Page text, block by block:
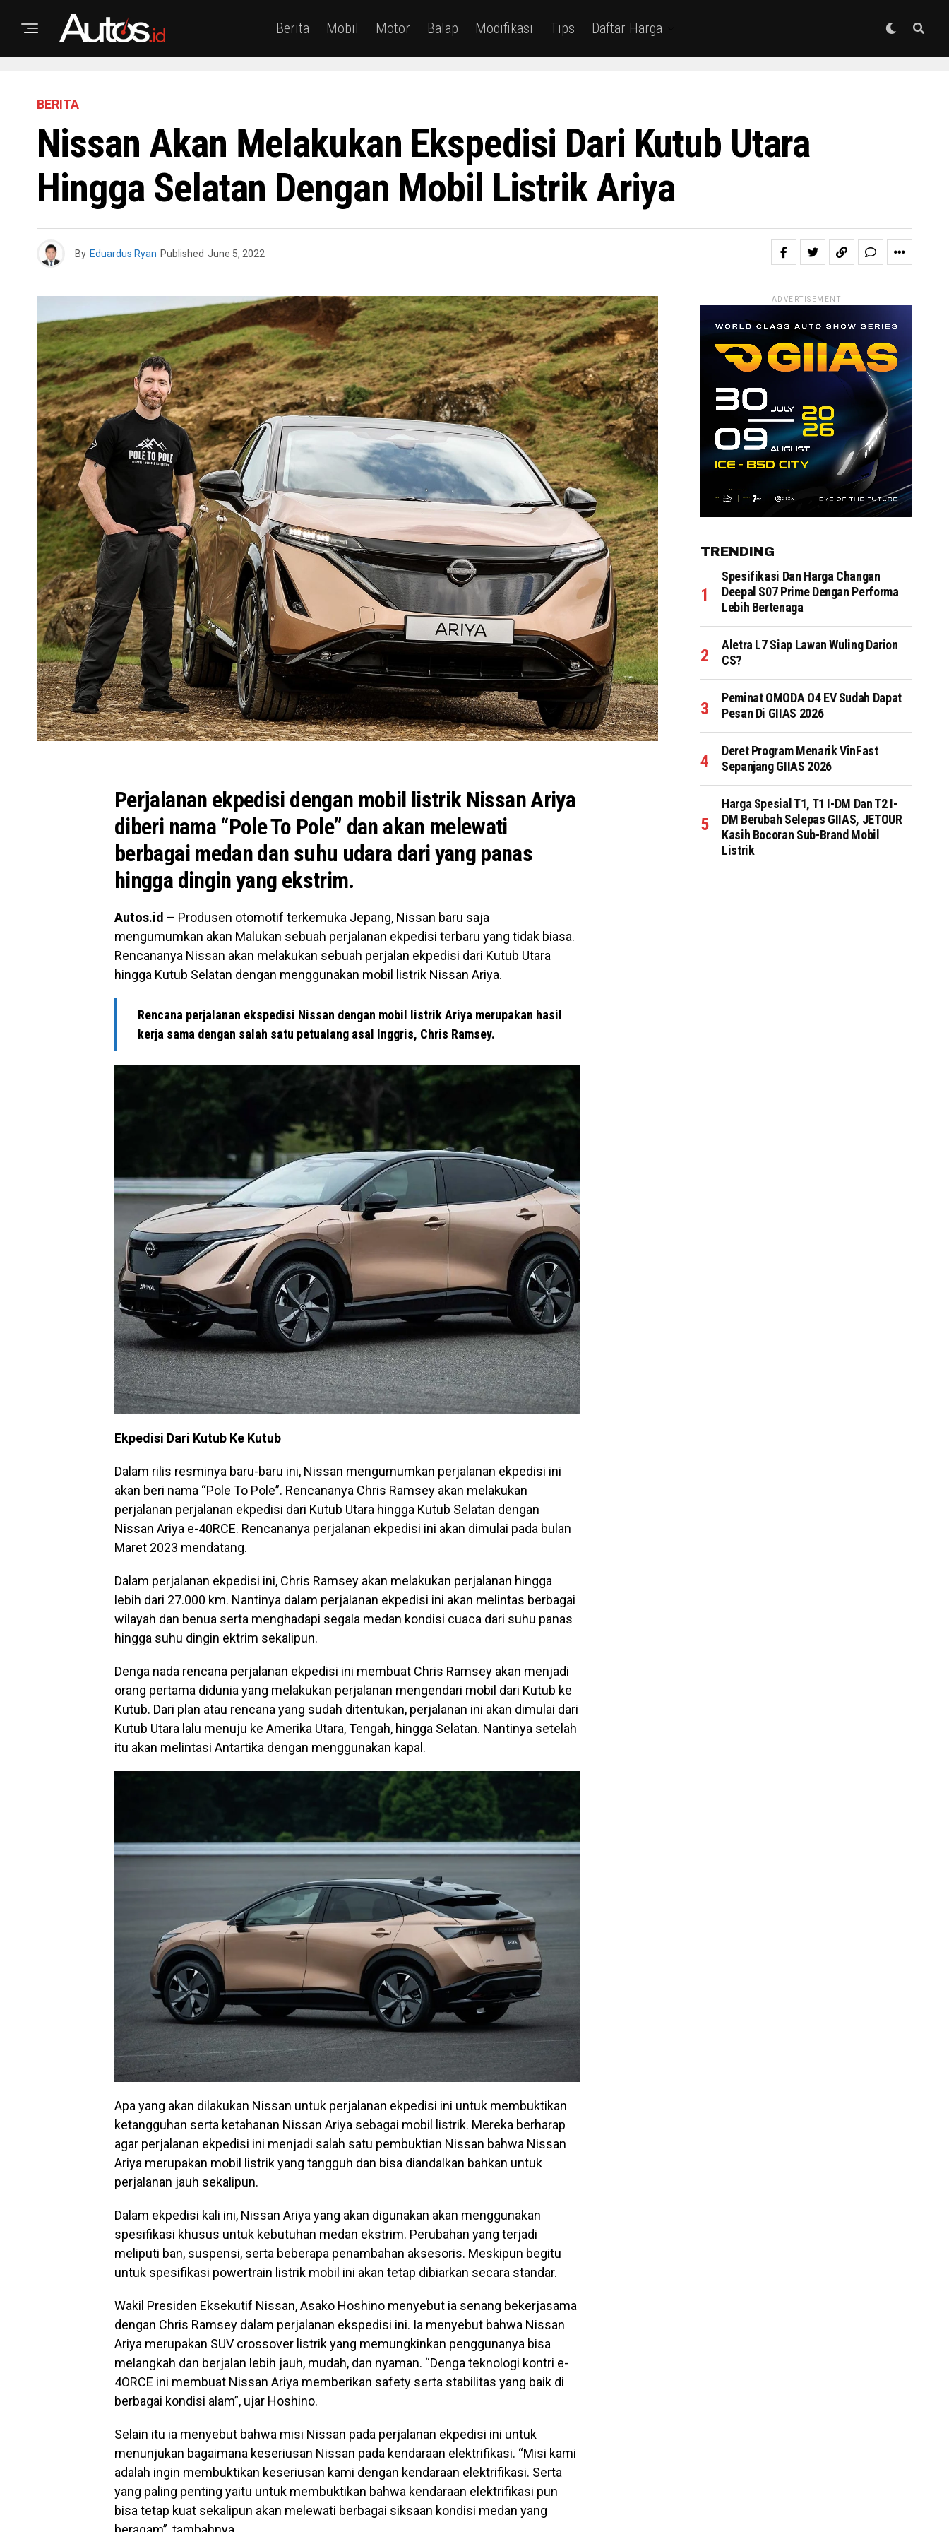
Berita Mobil Motor Balap Modifikasi Tips Daftar Harga
BERITA
Nissan Akan Melakukan Ekspedisi Dari Kutub Utara
Hingga Selatan Dengan Mobil Listrik Ariya
By Eduardus Ryan Published June 5, 2022
Perjalanan ekpedisi dengan mobil listrik Nissan Ariya
diberi nama “Pole To Pole” dan akan melewati
berbagai medan dan suhu udara dari yang panas
hingga dingin yang ekstrim.
Autos.id – Produsen otomotif terkemuka Jepang, Nissan baru saja
mengumumkan akan Malukan sebuah perjalanan ekpedisi terbaru yang tidak biasa.
Rencananya Nissan akan melakukan sebuah perjalan ekpedisi dari Kutub Utara
hingga Kutub Selatan dengan menggunakan mobil listrik Nissan Ariya.
Rencana perjalanan ekspedisi Nissan dengan mobil listrik Ariya merupakan hasil
kerja sama dengan salah satu petualang asal Inggris, Chris Ramsey.
Ekpedisi Dari Kutub Ke Kutub
Dalam rilis resminya baru-baru ini, Nissan mengumumkan perjalanan ekpedisi ini
akan beri nama “Pole To Pole”. Rencananya Chris Ramsey akan melakukan
perjalanan perjalanan ekpedisi dari Kutub Utara hingga Kutub Selatan dengan
Nissan Ariya e-40RCE. Rencananya perjalanan ekpedisi ini akan dimulai pada bulan
Maret 2023 mendatang.
Dalam perjalanan ekpedisi ini, Chris Ramsey akan melakukan perjalanan hingga
lebih dari 27.000 km. Nantinya dalam perjalanan ekpedisi ini akan melintas berbagai
wilayah dan benua serta menghadapi segala medan kondisi cuaca dari suhu panas
hingga suhu dingin ektrim sekalipun.
Denga nada rencana perjalanan ekpedisi ini membuat Chris Ramsey akan menjadi
orang pertama didunia yang melakukan perjalanan mengendari mobil dari Kutub ke
Kutub. Dari plan atau rencana yang sudah ditentukan, perjalanan ini akan dimulai dari
Kutub Utara lalu menuju ke Amerika Utara, Tengah, hingga Selatan. Nantinya setelah
itu akan melintasi Antartika dengan menggunakan kapal.
Apa yang akan dilakukan Nissan untuk perjalanan ekpedisi ini untuk membuktikan
ketangguhan serta ketahanan Nissan Ariya sebagai mobil listrik. Mereka berharap
agar perjalanan ekpedisi ini menjadi salah satu pembuktian Nissan bahwa Nissan
Ariya merupakan mobil listrik yang tangguh dan bisa diandalkan bahkan untuk
perjalanan jauh sekalipun.
Dalam ekpedisi kali ini, Nissan Ariya yang akan digunakan akan menggunakan
spesifikasi khusus untuk kebutuhan medan ekstrim. Perubahan yang terjadi
meliputi ban, suspensi, serta beberapa penambahan aksesoris. Meskipun begitu
untuk spesifikasi powertrain listrik mobil ini akan tetap dibiarkan secara standar.
Wakil Presiden Eksekutif Nissan, Asako Hoshino menyebut ia senang bekerjasama
dengan Chris Ramsey dalam perjalanan ekspedisi ini. Ia menyebut bahwa Nissan
Ariya merupakan SUV crossover listrik yang memungkinkan penggunanya bisa
melangkah dan berjalan lebih jauh, mudah, dan nyaman. “Denga teknologi kontri e-
4ORCE ini membuat Nissan Ariya memberikan safety serta stabilitas yang baik di
berbagai kondisi alam”, ujar Hoshino.
Selain itu ia menyebut bahwa misi Nissan pada perjalanan ekpedisi ini untuk
menunjukan bagaimana keseriusan Nissan pada kendaraan elektrifikasi. “Misi kami
adalah ingin membuktikan keseriusan kami dengan kendaraan elektrifikasi. Serta
yang paling penting yaitu untuk membuktikan bahwa kendaraan elektrifikasi pun
bisa tetap kuat sekalipun akan melewati berbagai siksaan kondisi medan yang
ADVERTISEMENT
TRENDING
Spesifikasi Dan Harga Changan
Deepal S07 Prime Dengan Performa
Lebih Bertenaga
Aletra L7 Siap Lawan Wuling Darion
CS?
Peminat OMODA O4 EV Sudah Dapat
Pesan Di GIIAS 2026
Deret Program Menarik VinFast
Sepanjang GIIAS 2026
Harga Spesial T1, T1 I-DM Dan T2 I-
DM Berubah Selepas GIIAS, JETOUR
Kasih Bocoran Sub-Brand Mobil
Listrik